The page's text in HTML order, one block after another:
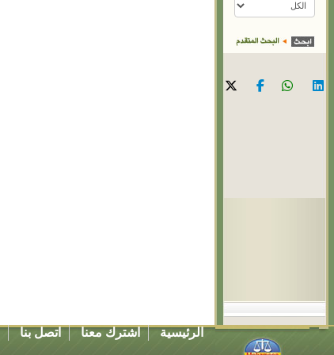
الرئيسية اشترك معنا اتصل بنا